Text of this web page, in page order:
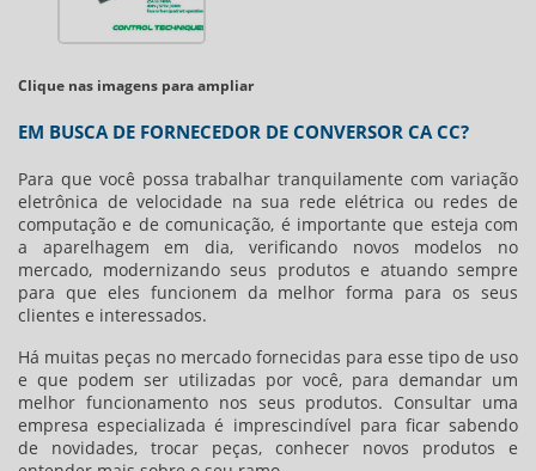
Clique nas imagens para ampliar
EM BUSCA DE FORNECEDOR DE CONVERSOR CA CC?
Para que você possa trabalhar tranquilamente com variação
eletrônica de velocidade na sua rede elétrica ou redes de
computação e de comunicação, é importante que esteja com
a aparelhagem em dia, verificando novos modelos no
mercado, modernizando seus produtos e atuando sempre
para que eles funcionem da melhor forma para os seus
clientes e interessados.
Há muitas peças no mercado fornecidas para esse tipo de uso
e que podem ser utilizadas por você, para demandar um
melhor funcionamento nos seus produtos. Consultar uma
empresa especializada é imprescindível para ficar sabendo
de novidades, trocar peças, conhecer novos produtos e